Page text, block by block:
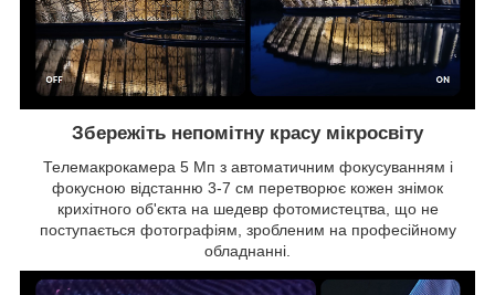
Збережіть непомітну красу мікросвіту
Телемакрокамера 5 Мп з автоматичним фокусуванням і
фокусною відстанню 3-7 см перетворює кожен знімок
крихітного об'єкта на шедевр фотомистецтва, що не
поступається фотографіям, зробленим на професійному
обладнанні.